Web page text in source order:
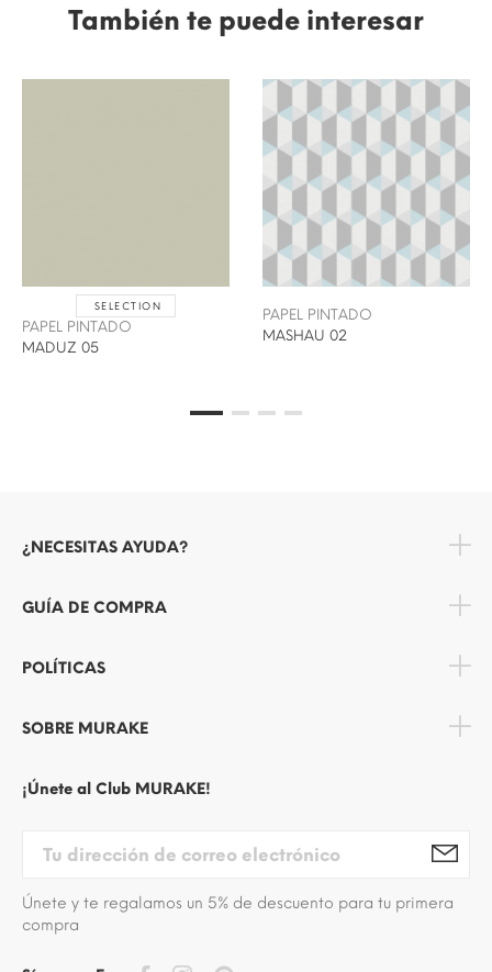
También te puede interesar
SELECTION
PAPEL PINTADO
MADUZ 05
PAPEL PINTADO
MASHAU 02
¿NECESITAS AYUDA?
GUÍA DE COMPRA
POLÍTICAS
SOBRE MURAKE
¡Únete al Club MURAKE!
Únete y te regalamos un 5% de descuento para tu primera
compra